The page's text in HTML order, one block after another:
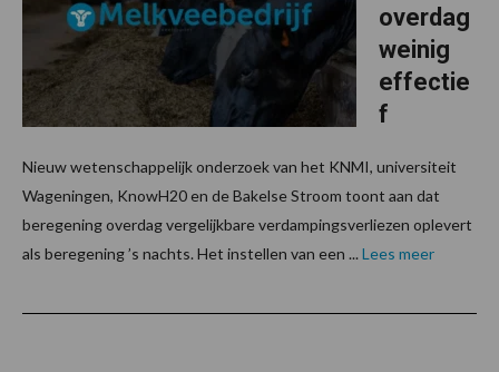
overdag
weinig
effectie
f
Nieuw wetenschappelijk onderzoek van het KNMI, universiteit
Wageningen, KnowH20 en de Bakelse Stroom toont aan dat
beregening overdag vergelijkbare verdampingsverliezen oplevert
als beregening ’s nachts. Het instellen van een ... Lees meer